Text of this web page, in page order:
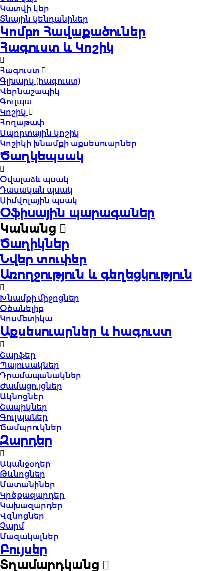
Կատվի կեր
Տնային կենդանիներ
Կոմբո Հավաքածուներ
Հագուստ և Կոշիկ
Հագուստ
Գլխարկ (հագուստ)
Վերնաշապիկ
Գուլպա
Կոշիկ
Հողաթափ
Սպորտային կոշիկ
Կոշիկի խնամքի աքսեսուարներ
Ծաղկեպսակ
Օվալաձև պսակ
Դասական պսակ
Սիմվոլային պսակ
Օֆիսային պարագաներ
Կանանց
Ծաղիկներ
Նվեր տուփեր
Առողջություն և գեղեցկություն
Խնամքի միջոցներ
Օծանելիք
Կոսմետիկա
Աքսեսուարներ և հագուստ
Շարֆեր
Պայուսակներ
Դրամապանակներ
Ժամացույցներ
Ակնոցներ
Շապիկներ
Գուլպաներ
Ճամպրուկներ
Զարդեր
Ականջօղեր
Թևնոցներ
Մատանիներ
Կրծքազարդեր
Կախազարդեր
Վզնոցներ
Չարմ
Մազակալներ
Բույսեր
Տղամարդկանց